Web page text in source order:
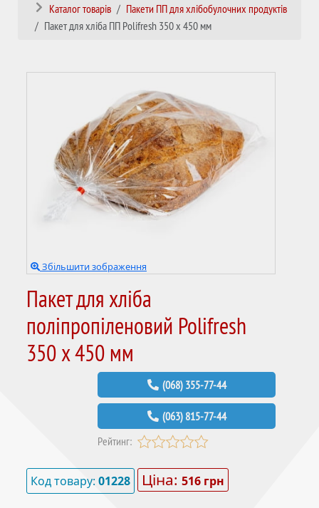
Каталог товарів
Пакети ПП для хлібобулочних продуктів
Пакет для хліба ПП Polifresh 350 х 450 мм
Збільшити зображення
Пакет для хліба
поліпропіленовий Polifresh
350 х 450 мм
(068) 355-77-44
(063) 815-77-44
Рейтинг:
Код товару: 01228 Ціна: 516 грн